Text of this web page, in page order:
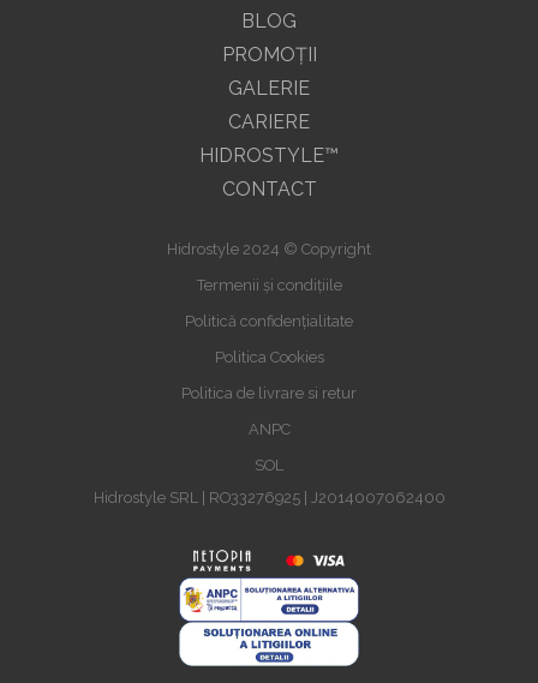
BLOG
PROMOŢII
GALERIE
CARIERE
HIDROSTYLE™
CONTACT
Hidrostyle 2024 © Copyright
Termenii și condițiile
Politică confidențialitate
Politica Cookies
Politica de livrare si retur
ANPC
SOL
Hidrostyle SRL | RO33276925 | J2014007062400